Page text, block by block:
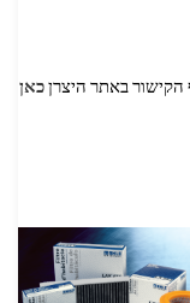
כאן